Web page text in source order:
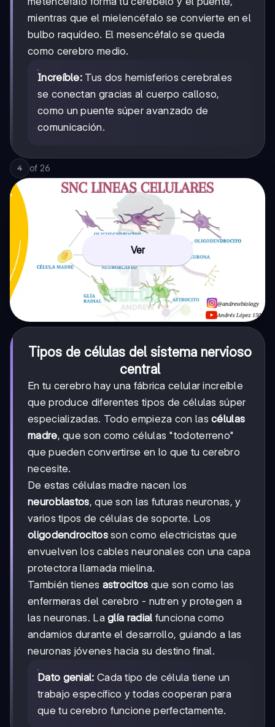
mientras que el mielencéfalo se convierte en el
bulbo raquídeo. El mesencéfalo se queda
como cerebro medio.
Increíble: Tus dos hemisferios cerebrales
se conectan gracias al cuerpo calloso,
como un puente súper avanzado de
comunicación.
4 of 26
Ver
Tipos de células del sistema nervioso
central
En tu cerebro hay una fábrica celular increíble
que produce diferentes tipos de células súper
especializadas. Todo empieza con lascélulas
madre, que son como células "todoterreno"
que pueden convertirse en lo que tu cerebro
necesite.
De estas células madre nacen los
neuroblastos, que son las futuras neuronas, y
varios tipos de células de soporte. Los
oligodendrocitosson como electricistas que
envuelven los cables neuronales con una capa
protectora llamada mielina.
También tienes astrocitos que son como las
enfermeras del cerebro - nutren y protegen a
las neuronas. Laglía radial funciona como
andamios durante el desarrollo, guiando a las
neuronas jóvenes hacia su destino final.
Dato genial: Cada tipo de célula tiene un
trabajo específico y todas cooperan para
que tu cerebro funcione perfectamente.